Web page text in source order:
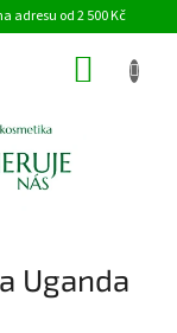
adresu od 2 500 Kč
Uganda